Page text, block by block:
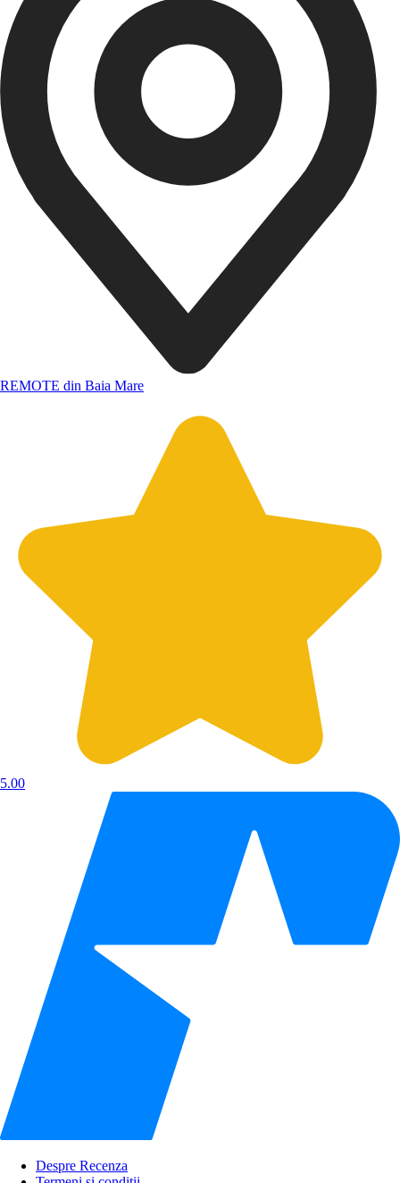
REMOTE din Baia Mare
5.00
Despre Recenza